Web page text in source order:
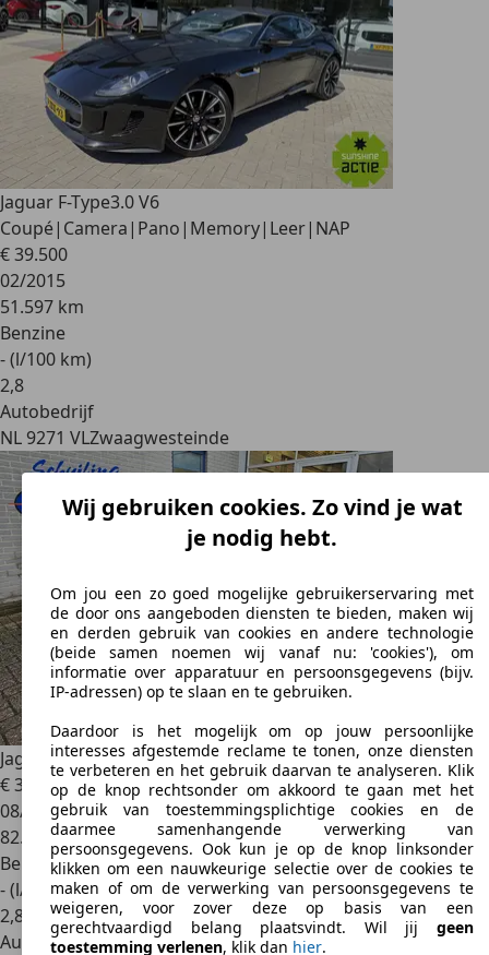
Jaguar F-Type3.0 V6
Coupé|Camera|Pano|Memory|Leer|NAP
€ 39.500
02/2015
51.597 km
Benzine
- (l/100 km)
2,8
Autobedrijf
NL 9271 VLZwaagwesteinde
Jaguar F-Type3.0 V6 RWD R-Dynamic
€ 38.500
08/2018
82.177 km
Benzine
- (l/100 km)
2,8
Autobedrijf
Wij gebruiken cookies. Zo vind je wat
je nodig hebt.
Om jou een zo goed mogelijke gebruikerservaring met
de door ons aangeboden diensten te bieden, maken wij
en derden gebruik van cookies en andere technologie
(beide samen noemen wij vanaf nu: 'cookies'), om
informatie over apparatuur en persoonsgegevens (bijv.
IP-adressen) op te slaan en te gebruiken.
Daardoor is het mogelijk om op jouw persoonlijke
interesses afgestemde reclame te tonen, onze diensten
te verbeteren en het gebruik daarvan te analyseren. Klik
op de knop rechtsonder om akkoord te gaan met het
gebruik van toestemmingsplichtige cookies en de
daarmee samenhangende verwerking van
persoonsgegevens. Ook kun je op de knop linksonder
klikken om een nauwkeurige selectie over de cookies te
maken of om de verwerking van persoonsgegevens te
weigeren, voor zover deze op basis van een
gerechtvaardigd belang plaatsvindt. Wil jij geen
toestemming verlenen, klik dan hier.